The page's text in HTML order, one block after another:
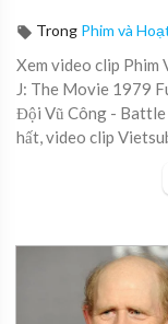
Trong Phim và
Xem video clip
J: The Movie 1979
Đội Vũ Công -
hất, video clip
ai Kūchūsen) của
hôm, bọn Egos đã
Báo Sakaguchi để
hế tạo của Battle